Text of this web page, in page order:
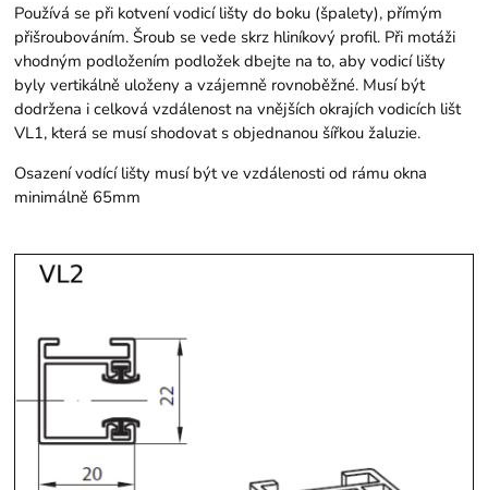
Používá se při kotvení vodicí lišty do boku (špalety), přímým
přišroubováním. Šroub se vede skrz hliníkový profil. Při motáži
vhodným podložením podložek dbejte na to, aby vodicí lišty
byly vertikálně uloženy a vzájemně rovnoběžné. Musí být
dodržena i celková vzdálenost na vnějších okrajích vodicích lišt
VL1, která se musí shodovat s objednanou šířkou žaluzie.
Osazení vodící lišty musí být ve vzdálenosti od rámu okna
minimálně 65mm